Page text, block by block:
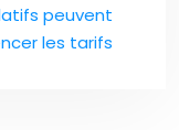
peuvent
les tarifs